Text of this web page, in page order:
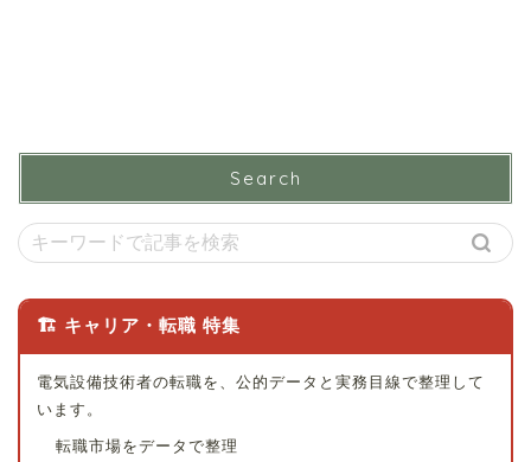
Search
🏗 キャリア・転職 特集
電気設備技術者の転職を、公的データと実務目線で整理して
います。
転職市場をデータで整理